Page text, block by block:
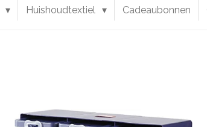
Huishoudtextiel Cadeaubonnen